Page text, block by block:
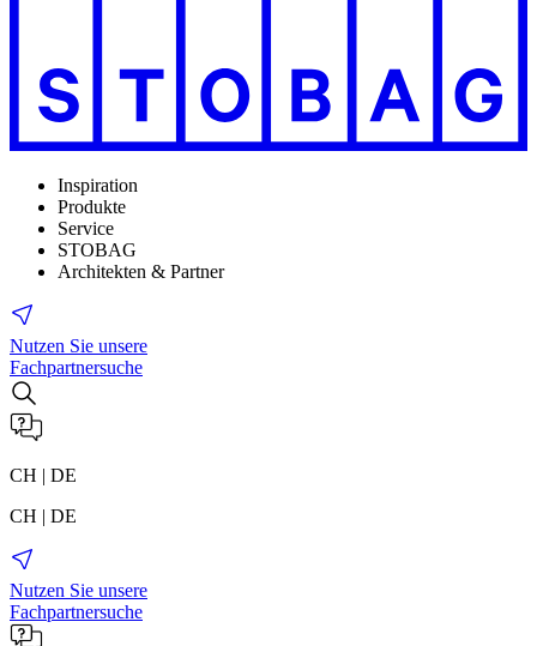
Inspiration
Produkte
Service
STOBAG
Architekten & Partner
Nutzen Sie unsere
Fachpartnersuche
CH | DE
CH | DE
Nutzen Sie unsere
Fachpartnersuche